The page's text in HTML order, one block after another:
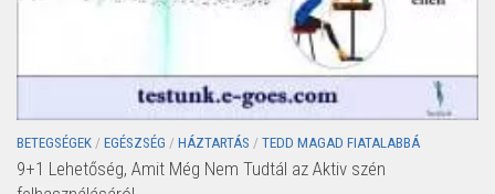
BETEGSÉGEK / EGÉSZSÉG / HÁZTARTÁS / TEDD MAGAD FIATALABBÁ
9+1 Lehetőség, Amit Még Nem Tudtál az Aktiv szén